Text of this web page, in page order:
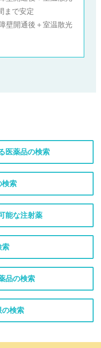
まで安定
壁開通後＋室温散光
医薬品の検索
検索
能な注射薬
索
品の検索
の検索